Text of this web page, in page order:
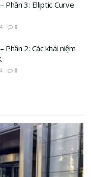
Phần 3: Elliptic Curve
0
Phần 2: Các khái niệm
0